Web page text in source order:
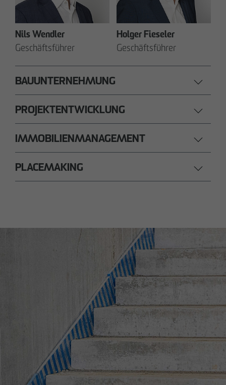
Nils Wendler
Geschäftsführer
Holger Fieseler
Geschäftsführer
BAUUNTERNEHMUNG
Karsten Hinck Anne Morotini
Prokuristin
PROJEKTENTWICKLUNG
Holger Fieseler Holger Oberhauser
Geschäftsführer
Michael Miersch
Prokurist
Carsten Olbers
Prokurist
IMMOBILIENMANAGEMENT
PLACEMAKING
Geschäftsführer Betrieb
Marc Hoischen
Geschäftsführer Betrieb